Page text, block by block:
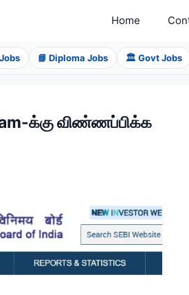
Home
📘 Diploma Jobs 🏛️ Govt Jobs
க்கு விண்ணப்பிக்க